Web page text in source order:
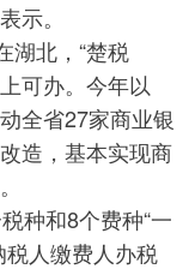
示。
北，“楚税
可办。今年以
全省27家商业银
造，基本实现商
种和8个费种“一
人缴费人办税